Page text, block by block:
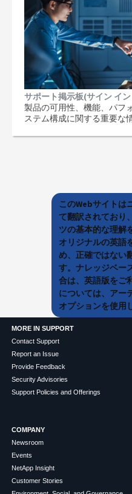
サポート掲示板(サイン イ
製品の可用性、機能、パフ
ステム構成に関する重要な情
このWebサイトは
て翻訳されており
ツの基本的な理解
オリジナルの英語
め、正確ではない
す。ナレッジベー
合は、英語版をご
については、アー
オプションを使用
MORE IN SUPPORT
Contact Support
Report an Issue
Provide Feedback
Security Advisories
Support Policies and Offerings
COMPANY
Newsroom
Events
NetApp Insight
Customer Stories